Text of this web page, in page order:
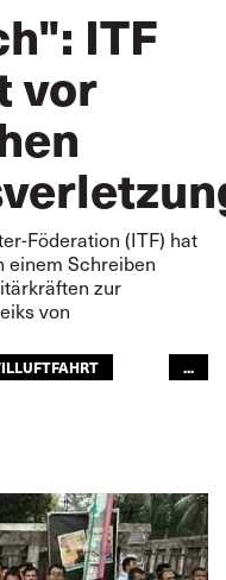
ITF
vor
Föderation (ITF) hat
einem Schreiben
zur
von
...